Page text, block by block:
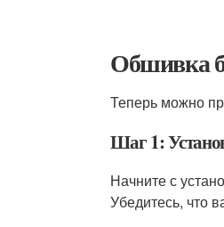
Обшивка
Теперь можно
Шаг 1:
Начните с
Убедитесь, что